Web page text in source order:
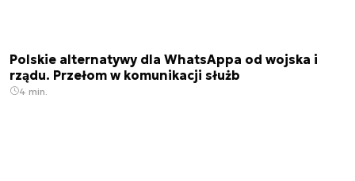
Polskie alternatywy dla WhatsAppa od wojska i
rządu. Przełom w komunikacji służb
4 min.